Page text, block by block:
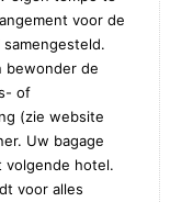
voor de
samengesteld.
bewonder de
of
(zie website
Uw bagage
volgende hotel.
voor alles